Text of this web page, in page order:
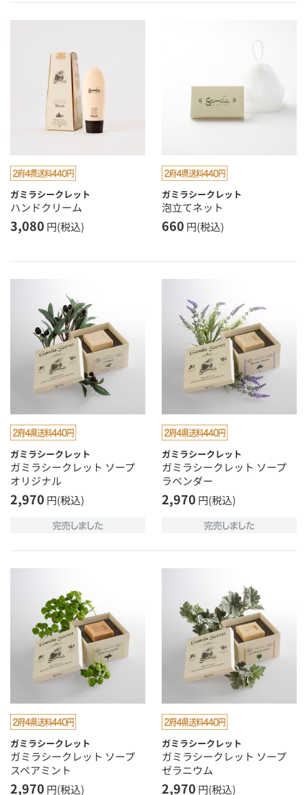
ガミラシークレット
ハンドクリーム
3,080 円(税込)
ガミラシークレット
泡立てネット
660 円(税込)
ガミラシークレット
ガミラシークレット ソープ
オリジナル
2,970 円(税込)
ガミラシークレット
ガミラシークレット ソープ
ラベンダー
2,970 円(税込)
ガミラシークレット
ガミラシークレット ソープ
スペアミント
2,970 円(税込)
ガミラシークレット
ガミラシークレット ソープ
ゼラニウム
2,970 円(税込)